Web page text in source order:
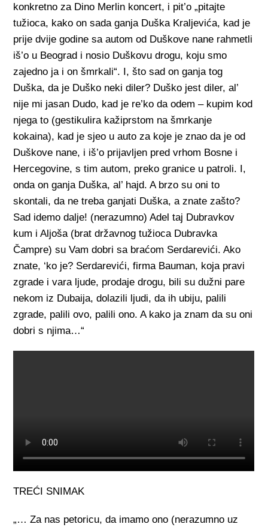
konkretno za Dino Merlin koncert, i pit’o „pitajte
tužioca, kako on sada ganja Duška Kraljevića, kad je
prije dvije godine sa autom od Duškove nane rahmetli
iš’o u Beograd i nosio Duškovu drogu, koju smo
zajedno ja i on šmrkali“. I, što sad on ganja tog
Duška, da je Duško neki diler? Duško jest diler, al’
nije mi jasan Dudo, kad je re’ko da odem – kupim kod
njega to (gestikulira kažiprstom na šmrkanje
kokaina), kad je sjeo u auto za koje je znao da je od
Duškove nane, i iš’o prijavljen pred vrhom Bosne i
Hercegovine, s tim autom, preko granice u patroli. I,
onda on ganja Duška, al’ hajd. A brzo su oni to
skontali, da ne treba ganjati Duška, a znate zašto?
Sad idemo dalje! (nerazumno) Adel taj Dubravkov
kum i Aljoša (brat državnog tužioca Dubravka
Čampre) su Vam dobri sa braćom Serdarevići. Ako
znate, ‘ko je? Serdarevići, firma Bauman, koja pravi
zgrade i vara ljude, prodaje drogu, bili su dužni pare
nekom iz Dubaija, dolazili ljudi, da ih ubiju, palili
zgrade, palili ovo, palili ono. A kako ja znam da su oni
dobri s njima…“
TREĆI SNIMAK
„… Za nas petoricu, da imamo ono (nerazumno uz